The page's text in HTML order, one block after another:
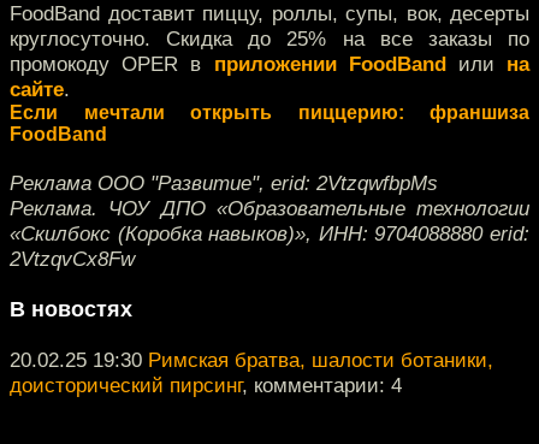
FoodBand доставит пиццу, роллы, супы, вок, десерты
круглосуточно. Скидка до 25% на все заказы по
промокоду OPER в приложении FoodBandили на
сайте.
Если мечтали открыть пиццерию: франшиза
FoodBand
Реклама ООО "Развитие", erid: 2VtzqwfbpMs
Реклама. ЧОУ ДПО «Образовательные технологии
«Скилбокс (Коробка навыков)», ИНН: 9704088880 erid:
2VtzqvCx8Fw
В новостях
20.02.25 19:30 Римская братва, шалости ботаники,
доисторический пирсинг, комментарии: 4